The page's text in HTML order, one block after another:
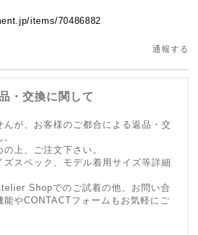
items/70486882
通報する
・交換に関して
んが、お客様のご都合による返品・交
上、ご注文下さい。
スペック、モデル着用サイズ等詳細
Shopでのご試着の他、お問い合
能やCONTACTフォームもお気軽にご